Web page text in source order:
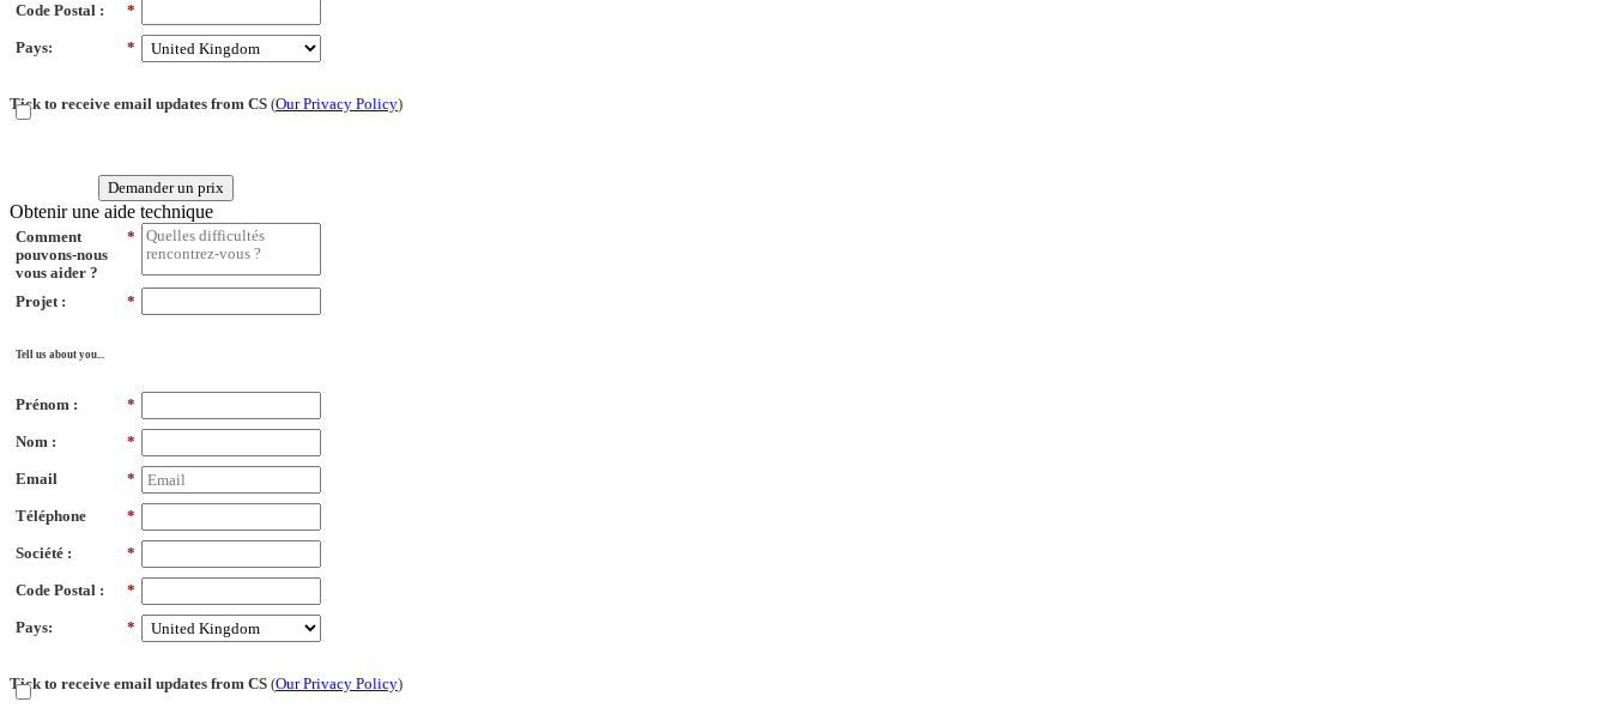
*
Code Postal :
*
Pays:
Tick to receive email updates from CS (Our Privacy Policy)
Demander un prix
Obtenir une aide technique
*
Comment
pouvons-nous
vous aider ?
*
Projet :
Tell us about you...
*
Prénom :
*
Nom :
*
Email
*
Téléphone
*
Société :
*
Code Postal :
*
Pays:
Tick to receive email updates from CS (Our Privacy Policy)